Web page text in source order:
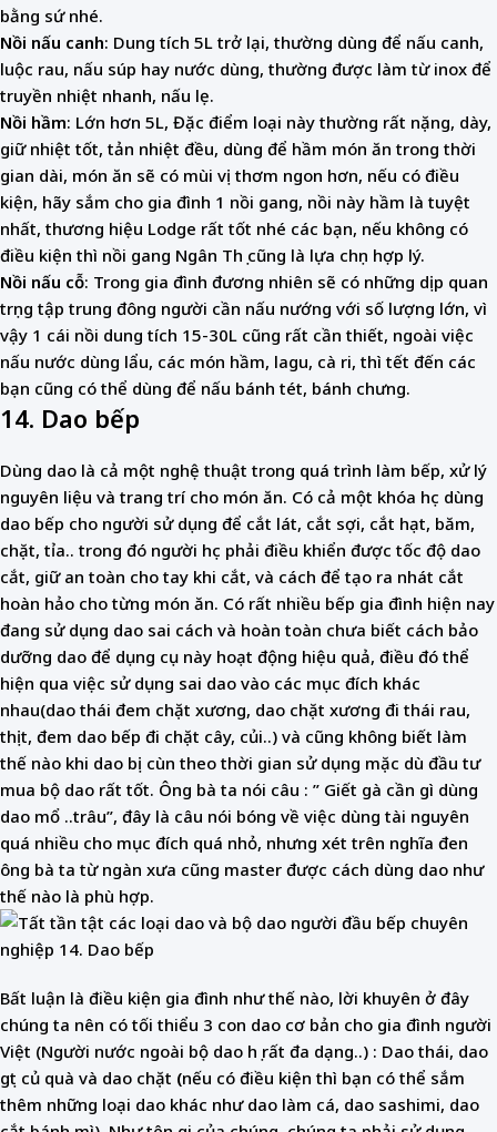
bằng sứ nhé.
Nồi nấu canh: Dung tích 5L trở lại, thường dùng để nấu canh,
luộc rau, nấu súp hay nước dùng, thường được làm từ inox để
truyền nhiệt nhanh, nấu lẹ.
Nồi hầm: Lớn hơn 5L, Đặc điểm loại này thường rất nặng, dày,
giữ nhiệt tốt, tản nhiệt đều, dùng để hầm món ăn trong thời
gian dài, món ăn sẽ có mùi vị thơm ngon hơn, nếu có điều
kiện, hãy sắm cho gia đình 1 nồi gang, nồi này hầm là tuyệt
nhất, thương hiệu Lodge rất tốt nhé các bạn, nếu không có
điều kiện thì nồi gang Ngân Thọ cũng là lựa chọn hợp lý.
Nồi nấu cỗ: Trong gia đình đương nhiên sẽ có những dịp quan
trọng tập trung đông người cần nấu nướng với số lượng lớn, vì
vậy 1 cái nồi dung tích 15-30L cũng rất cần thiết, ngoài việc
nấu nước dùng lẩu, các món hầm, lagu, cà ri, thì tết đến các
bạn cũng có thể dùng để nấu bánh tét, bánh chưng.
14. Dao bếp
Dùng dao là cả một nghệ thuật trong quá trình làm bếp, xử lý
nguyên liệu và trang trí cho món ăn. Có cả một khóa học dùng
dao bếp cho người sử dụng để cắt lát, cắt sợi, cắt hạt, băm,
chặt, tỉa.. trong đó người học phải điều khiển được tốc độ dao
cắt, giữ an toàn cho tay khi cắt, và cách để tạo ra nhát cắt
hoàn hảo cho từng món ăn. Có rất nhiều bếp gia đình hiện nay
đang sử dụng dao sai cách và hoàn toàn chưa biết cách bảo
dưỡng dao để dụng cụ này hoạt động hiệu quả, điều đó thể
hiện qua việc sử dụng sai dao vào các mục đích khác
nhau(dao thái đem chặt xương, dao chặt xương đi thái rau,
thịt, đem dao bếp đi chặt cây, củi..) và cũng không biết làm
thế nào khi dao bị cùn theo thời gian sử dụng mặc dù đầu tư
mua bộ dao rất tốt. Ông bà ta nói câu : ” Giết gà cần gì dùng
dao mổ ..trâu”, đây là câu nói bóng về việc dùng tài nguyên
quá nhiều cho mục đích quá nhỏ, nhưng xét trên nghĩa đen
ông bà ta từ ngàn xưa cũng master được cách dùng dao như
thế nào là phù hợp.
Bất luận là điều kiện gia đình như thế nào, lời khuyên ở đây
chúng ta nên có tối thiểu 3 con dao cơ bản cho gia đình người
Việt (Người nước ngoài bộ dao họ rất đa dạng..) : Dao thái, dao
gọt củ quà và dao chặt (nếu có điều kiện thì bạn có thể sắm
thêm những loại dao khác như dao làm cá, dao sashimi, dao